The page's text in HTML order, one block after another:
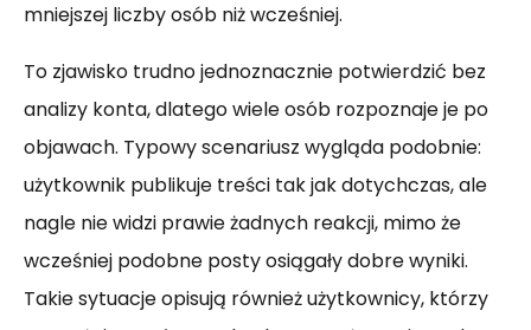
mniejszej liczby osób niż wcześniej.
To zjawisko trudno jednoznacznie potwierdzić bez
analizy konta, dlatego wiele osób rozpoznaje je po
objawach. Typowy scenariusz wygląda podobnie:
użytkownik publikuje treści tak jak dotychczas, ale
nagle nie widzi prawie żadnych reakcji, mimo że
wcześniej podobne posty osiągały dobre wyniki.
Takie sytuacje opisują również użytkownicy, którzy